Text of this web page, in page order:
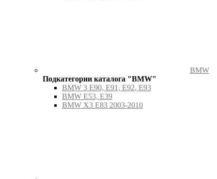
BMW
Подкатегории каталога "BMW"
BMW 3 E90, E91, E92, E93
BMW E53, E39
BMW X3 E83 2003-2010